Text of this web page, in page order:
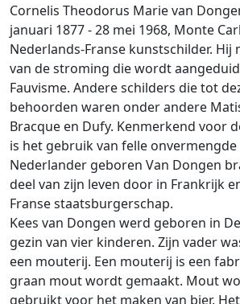
Cornelis Theodorus Marie van
januari 1877 - 28 mei 1968, Monte
Nederlands-Franse kunstschilder. Hij
van de stroming die wordt
Fauvisme. Andere schilders die tot
behoorden waren onder andere
Bracque en Dufy. Kenmerkend voor
is het gebruik van felle onvermengde
Nederlander geboren Van Dongen
deel van zijn leven door in Frankrijk
Franse staatsburgerschap.
Kees van Dongen werd geboren in
gezin van vier kinderen. Zijn vader
een mouterij. Een mouterij is een
graan mout wordt gemaakt. Mout
gebruikt voor het maken van bier.